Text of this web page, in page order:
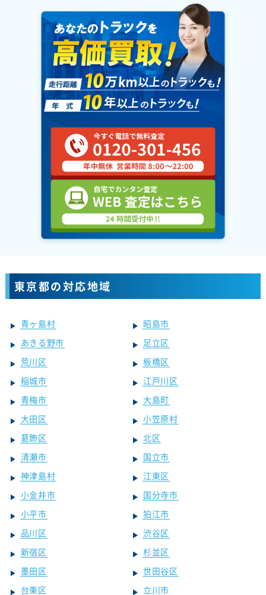
東京都の対応地域
青ヶ島村
昭島市
あきる野市
足立区
荒川区
板橋区
稲城市
江戸川区
青梅市
大島町
大田区
小笠原村
葛飾区
北区
清瀬市
国立市
神津島村
江東区
小金井市
国分寺市
小平市
狛江市
品川区
渋谷区
新宿区
杉並区
墨田区
世田谷区
台東区
立川市